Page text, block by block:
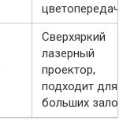
цветопередача
Сверхяркий
лазерный
проектор,
подходит для
больших залов